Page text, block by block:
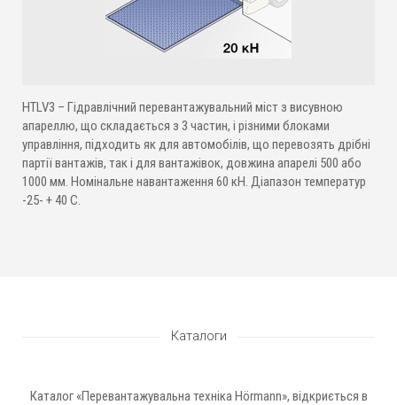
HTLV3 – Гідравлічний перевантажувальний міст з висувною
апареллю, що складається з 3 частин, і різними блоками
управління, підходить як для автомобілів, що перевозять дрібні
партії вантажів, так і для вантажівок, довжина апарелі 500 або
1000 мм. Номінальне навантаження 60 кН. Діапазон температур
-25- + 40 С.
Каталоги
Каталог «Перевантажувальна техніка Hörmann», відкриється в